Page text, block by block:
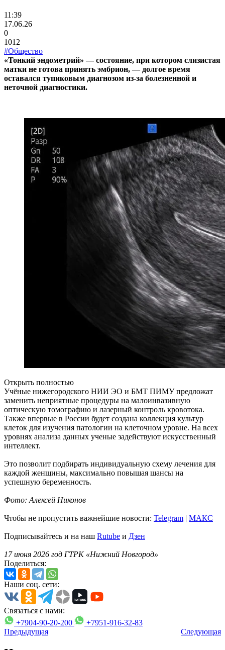
11:39
17.06.26
0
1012
#Общество
«Тонкий эндометрий» — состояние, при котором слизистая
матки не готова принять эмбрион, — долгое время
оставался тупиковым диагнозом из-за болезненной и
неточной диагностики.
Открыть полностью
Учёные нижегородского НИИ ЭО и БМТ ПИМУ предложат
заменить неприятные процедуры на малоинвазивную
оптическую томографию и лазерный контроль кровотока.
Также впервые в России будет создана коллекция культур
клеток для изучения патологии на клеточном уровне. На всех
уровнях анализа данных ученые задействуют искусственный
интеллект.
Это позволит подбирать индивидуальную схему лечения для
каждой женщины, максимально повышая шансы на
успешную беременность.
Фото: Алексей Никонов
Чтобы не пропустить важнейшие новости: Telegram | MAКС
Подписывайтесь и на наш Rutube и Дзен
17 июня 2026 год ГТРК «Нижний Новгород»
Поделиться:
Наши соц. сети:
Связаться с нами:
+7904-90-20-200
+7951-916-32-83
Предыдущая
Следующая